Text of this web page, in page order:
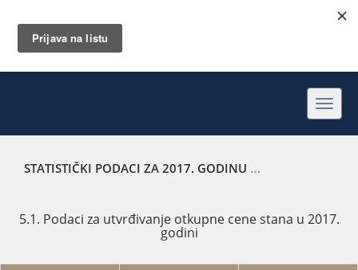
STATISTIČKI PODACI ZA 2017. GODINU
5.1. Podaci za utvrđivanje otkupne cene stana u 2017.
godini